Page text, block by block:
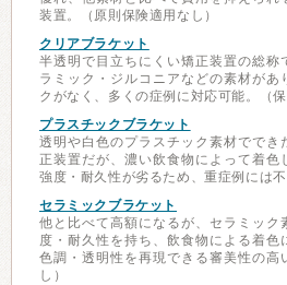
装置。（原則保険適用なし）
クリアブラケット
半透明で目立ちにくい矯正装置の総称
ラミック・ジルコニアなどの素材があ
クがなく、多くの症例に対応可能。（保
プラスチックブラケット
透明や白色のプラスチック素材ででき
正装置だが、濃い飲食物によって着色
強度・耐久性が劣るため、重症例には
セラミックブラケット
他と比べて高額になるが、セラミック
度・耐久性を持ち、飲食物による着色
色調・透明性を再現できる審美性の高
し）